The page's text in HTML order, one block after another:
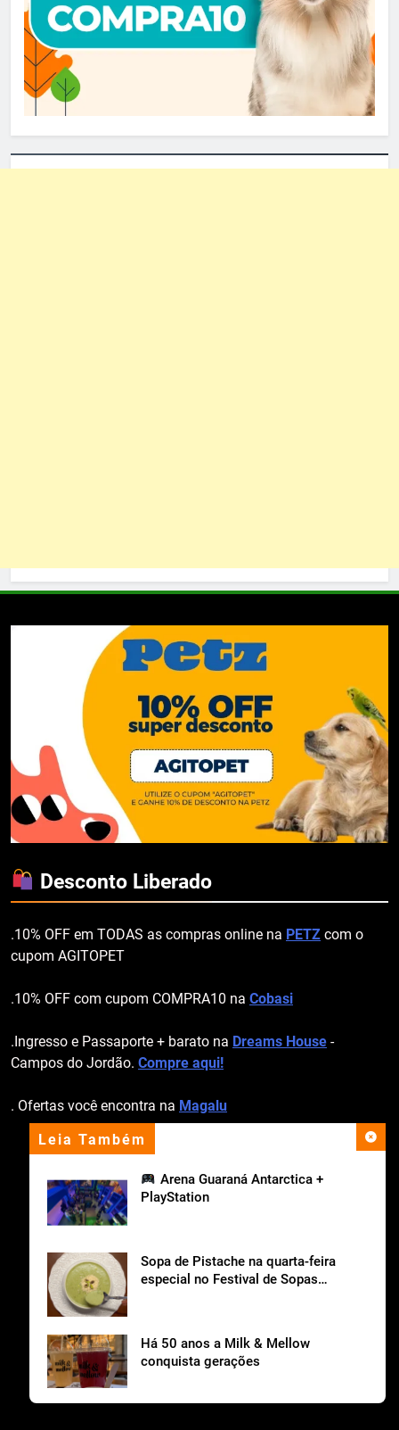
Leia Também
Arena Guaraná Antarctica +
PlayStation
Sopa de Pistache na quarta-feira
especial no Festival de Sopas
Há 50 anos a Milk & Mellow
conquista gerações
Desconto Liberado
.10% OFF em TODAS as compras online na PETZ com o
cupom AGITOPET
.10% OFF com cupom COMPRA10 na Cobasi
.Ingresso e Passaporte + barato na Dreams House -
Campos do Jordão. Compre aqui!
. Ofertas você encontra na Magalu
apoio institucional